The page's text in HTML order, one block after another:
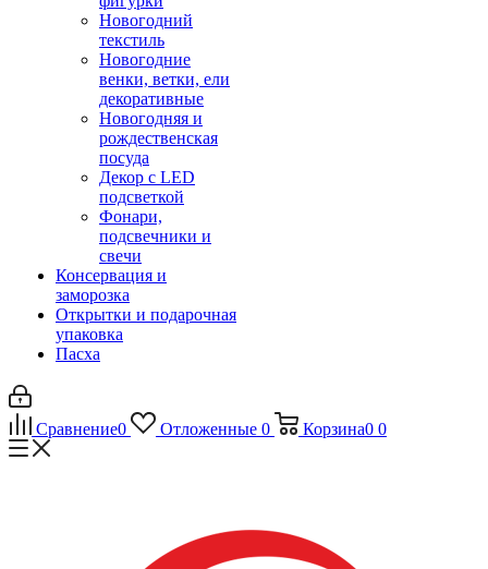
Новогодний
текстиль
Новогодние
венки, ветки, ели
декоративные
Новогодняя и
рождественская
посуда
Декор с LED
подсветкой
Фонари,
подсвечники и
свечи
Консервация и
заморозка
Открытки и подарочная
упаковка
Пасха
Сравнение0 Отложенные 0 Корзина0 0